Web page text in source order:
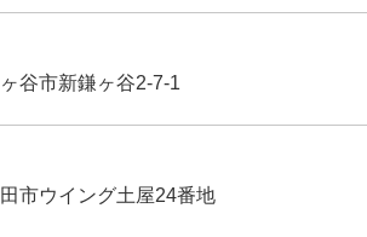
谷市新鎌ヶ谷2-7-1
市ウイング土屋24番地